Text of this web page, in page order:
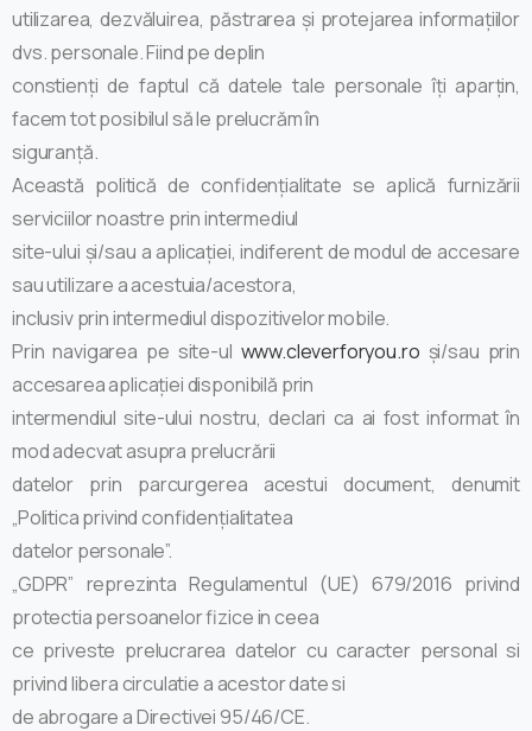
utilizarea, dezvăluirea, păstrarea și protejarea informațiilor
dvs. personale. Fiind pe deplin
constienți de faptul că datele tale personale îți aparțin,
facem tot posibilul să le prelucrăm în
siguranță.
Această politică de confidențialitate se aplică furnizării
serviciilor noastre prin intermediul
site-ului și/sau a aplicației, indiferent de modul de accesare
sau utilizare a acestuia/acestora,
inclusiv prin intermediul dispozitivelor mobile.
Prin navigarea pe site-ul www.cleverforyou.ro și/sau prin
accesarea aplicației disponibilă prin
intermendiul site-ului nostru, declari ca ai fost informat în
mod adecvat asupra prelucrării
datelor prin parcurgerea acestui document, denumit
„Politica privind confidențialitatea
datelor personale”.
„GDPR” reprezinta Regulamentul (UE) 679/2016 privind
protectia persoanelor fizice in ceea
ce priveste prelucrarea datelor cu caracter personal si
privind libera circulatie a acestor date si
de abrogare a Directivei 95/46/CE.